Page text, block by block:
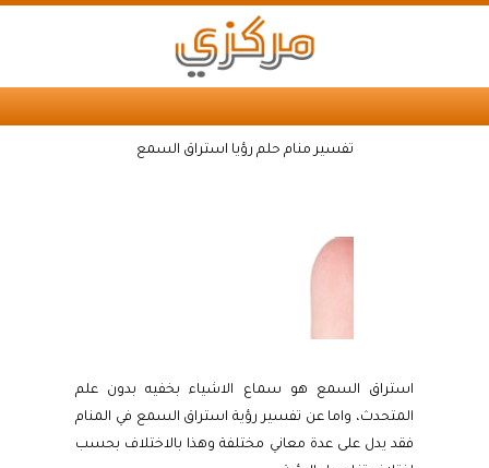
تفسير منام حلم رؤيا استراق السمع
استراق السمع هو سماع الاشياء بخفيه بدون علم
المتحدث، واما عن تفسير رؤية استراق السمع في المنام
فقد يدل على عدة معاني مختلفة وهذا بالاختلاف بحسب